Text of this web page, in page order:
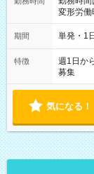
変形労働時間
～21：00
期間 単発・1
特徴
週1日か
募集
気になる！